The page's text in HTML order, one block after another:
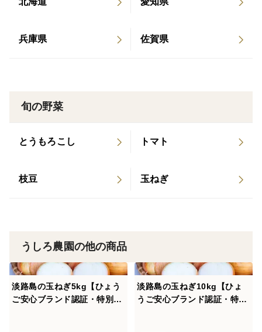
す。
▼保存について
淡路島たまねぎ（玉ねぎ）5kg（約15個）*2箱
品種：アンサー・ターザン
兵庫県 佐賀県
旬の野菜
とうもろこし トマト
枝豆 玉ねぎ
うしろ農園の他の商品
淡路島の玉ねぎ5kg【ひょう
ご安心ブランド認証・特別栽
淡路島の玉ねぎ10kg【ひょ
うご安心ブランド認証・特別